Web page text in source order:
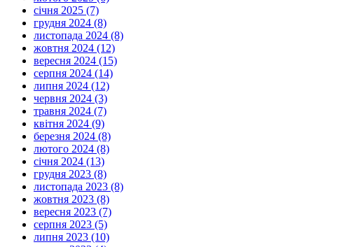
січня 2025 (7)
грудня 2024 (8)
листопада 2024 (8)
жовтня 2024 (12)
вересня 2024 (15)
серпня 2024 (14)
липня 2024 (12)
червня 2024 (3)
травня 2024 (7)
квітня 2024 (9)
березня 2024 (8)
лютого 2024 (8)
січня 2024 (13)
грудня 2023 (8)
листопада 2023 (8)
жовтня 2023 (8)
вересня 2023 (7)
серпня 2023 (5)
липня 2023 (10)